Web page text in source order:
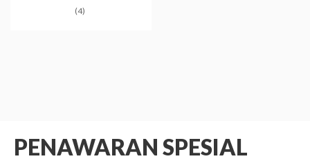
(4)
PENAWARAN SPESIAL